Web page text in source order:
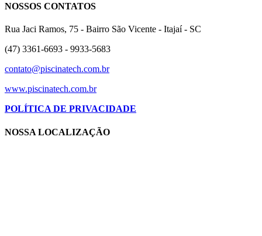
NOSSOS CONTATOS
Rua Jaci Ramos, 75 - Bairro São Vicente - Itajaí - SC
(47) 3361-6693 - 9933-5683
contato@piscinatech.com.br
www.piscinatech.com.br
POLÍTICA DE PRIVACIDADE
NOSSA LOCALIZAÇÃO